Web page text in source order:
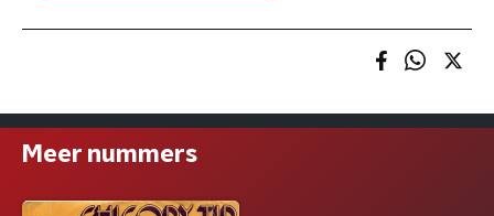
Meer nummers